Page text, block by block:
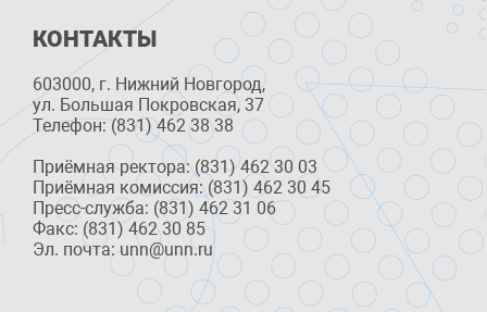
КОНТАКТЫ
603000, г. Нижний Новгород,
ул. Большая Покровская, 37
Телефон: (831) 462 38 38
Приёмная ректора: (831) 462 30 03
Приёмная комиссия: (831) 462 30 45
Пресс-служба: (831) 462 31 06
Факс: (831) 462 30 85
Эл. почта: unn@unn.ru